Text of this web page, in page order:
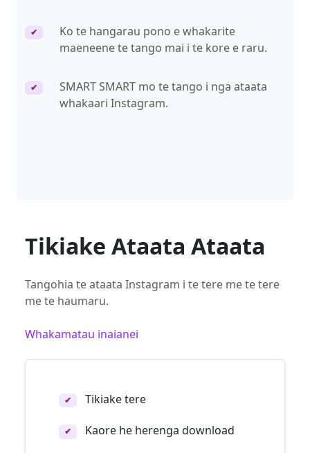
✔
Ko te hangarau pono e whakarite
maeneene te tango mai i te kore e raru.
✔
SMART SMART mo te tango i nga ataata
whakaari Instagram.
Tikiake Ataata Ataata
Tangohia te ataata Instagram i te tere me te tere
me te haumaru.
Whakamatau inaianei
✔ Tikiake tere
✔ Kaore he herenga download